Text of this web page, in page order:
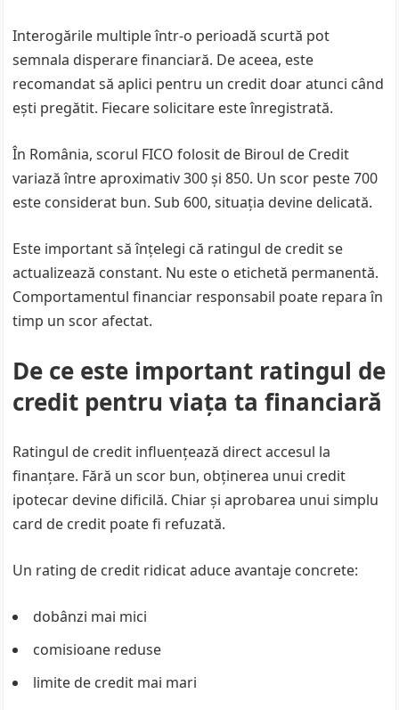
Interogările multiple într-o perioadă scurtă pot
semnala disperare financiară. De aceea, este
recomandat să aplici pentru un credit doar atunci când
ești pregătit. Fiecare solicitare este înregistrată.
În România, scorul FICO folosit de Biroul de Credit
variază între aproximativ 300 și 850. Un scor peste 700
este considerat bun. Sub 600, situația devine delicată.
Este important să înțelegi că ratingul de credit se
actualizează constant. Nu este o etichetă permanentă.
Comportamentul financiar responsabil poate repara în
timp un scor afectat.
De ce este important ratingul de
credit pentru viața ta financiară
Ratingul de credit influențează direct accesul la
finanțare. Fără un scor bun, obținerea unui credit
ipotecar devine dificilă. Chiar și aprobarea unui simplu
card de credit poate fi refuzată.
Un rating de credit ridicat aduce avantaje concrete:
dobânzi mai mici
comisioane reduse
limite de credit mai mari